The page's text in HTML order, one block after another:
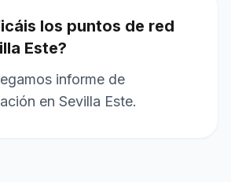
los puntos de red
Este?
informe de
en Sevilla Este.